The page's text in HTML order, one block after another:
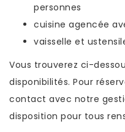
personnes
cuisine agencée
vaisselle et
Vous trouverez ci-
disponibilités. Pour
contact avec notre
disposition pour tous